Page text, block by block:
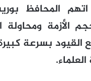
اتهم المحافظ
الأزمة ومحاولة
القيود بسرعة